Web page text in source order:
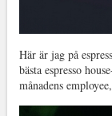
Här är jag på
bästa espresso
månadens